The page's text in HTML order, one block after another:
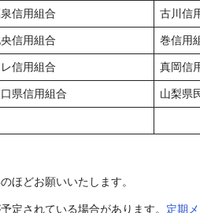
信用組合 古川信
信用組合 巻信用
レ信用組合 真岡信
県信用組合 山梨県
ほどお願いいたします。
定されている場合があります。 定期